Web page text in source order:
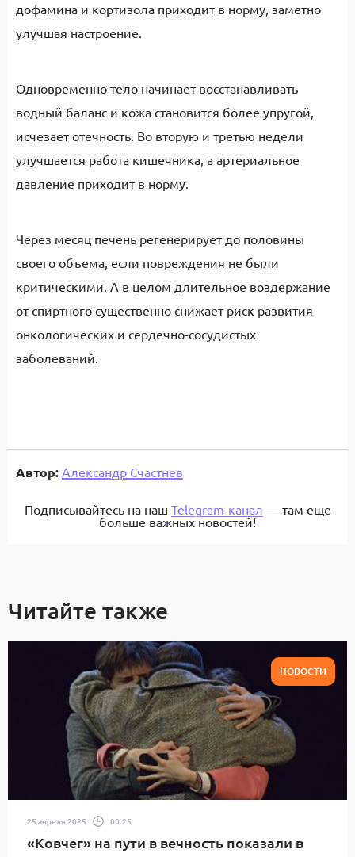
дофамина и кортизола приходит в норму, заметно
улучшая настроение.
Одновременно тело начинает восстанавливать
водный баланс и кожа становится более упругой,
исчезает отечность. Во вторую и третью недели
улучшается работа кишечника, а артериальное
давление приходит в норму.
Через месяц печень регенерирует до половины
своего объема, если повреждения не были
критическими. А в целом длительное воздержание
от спиртного существенно снижает риск развития
онкологических и сердечно-сосудистых
заболеваний.
Автор: Александр Счастнев
Подписывайтесь на наш Telegram-канал — там еще
больше важных новостей!
Читайте также
НОВОСТИ
25 апреля 2025 00:25
«Ковчег» на пути в вечность показали в